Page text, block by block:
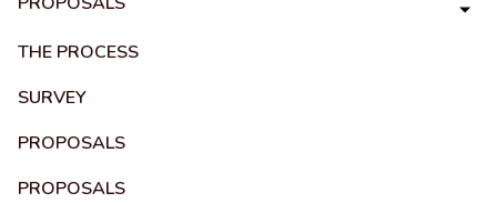
THE PROCESS
SURVEY
PROPOSALS
PROPOSALS